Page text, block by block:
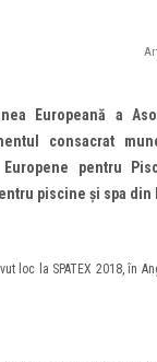
Europeană a
consacrat
Europene pentru
piscine și spa din
loc la SPATEX 2018, în